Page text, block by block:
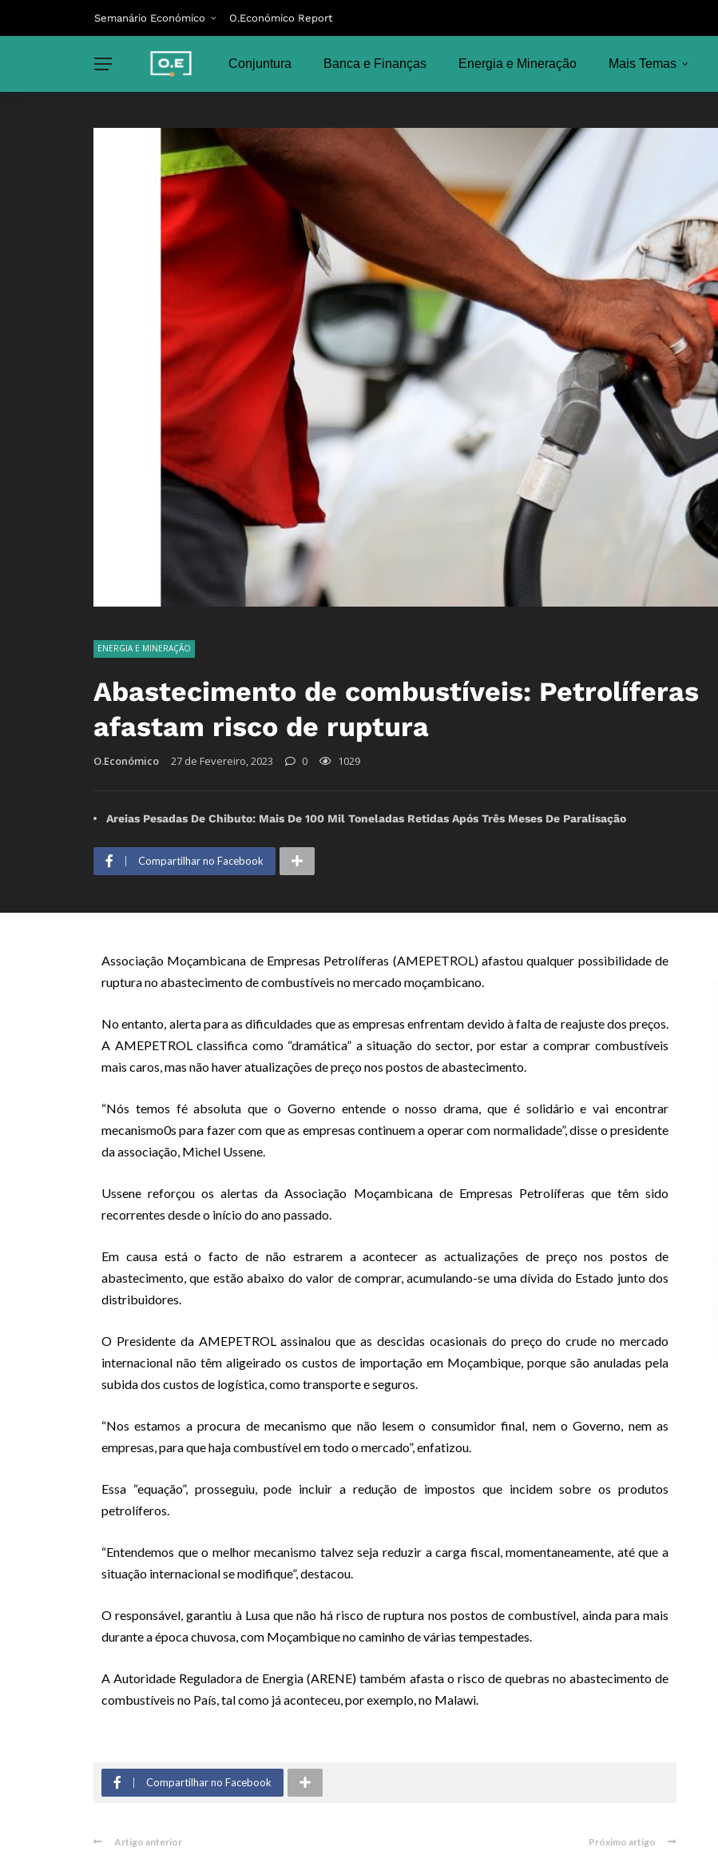
Semanário Económico O.Económico Report
Conjuntura Banca e Finanças Energia e Mineração Mais Temas
ENERGIA E MINERAÇÃO
Abastecimento de combustíveis: Petrolíferas
afastam risco de ruptura
O.Económico 27 de Fevereiro, 2023 0 1029
Areias Pesadas De Chibuto: Mais De 100 Mil Toneladas Retidas Após Três Meses De Paralisação
Compartilhar no Facebook
Associação Moçambicana de Empresas Petrolíferas (AMEPETROL) afastou qualquer possibilidade de
ruptura no abastecimento de combustíveis no mercado moçambicano.
No entanto, alerta para as dificuldades que as empresas enfrentam devido à falta de reajuste dos preços.
A AMEPETROL classifica como “dramática” a situação do sector, por estar a comprar combustíveis
mais caros, mas não haver atualizações de preço nos postos de abastecimento.
“Nós temos fé absoluta que o Governo entende o nosso drama, que é solidário e vai encontrar
mecanismo0s para fazer com que as empresas continuem a operar com normalidade”, disse o presidente
da associação, Michel Ussene.
Ussene reforçou os alertas da Associação Moçambicana de Empresas Petrolíferas que têm sido
recorrentes desde o início do ano passado.
Em causa está o facto de não estrarem a acontecer as actualizações de preço nos postos de
abastecimento, que estão abaixo do valor de comprar, acumulando-se uma dívida do Estado junto dos
distribuidores.
O Presidente da AMEPETROL assinalou que as descidas ocasionais do preço do crude no mercado
internacional não têm aligeirado os custos de importação em Moçambique, porque são anuladas pela
subida dos custos de logística, como transporte e seguros.
“Nos estamos a procura de mecanismo que não lesem o consumidor final, nem o Governo, nem as
empresas, para que haja combustível em todo o mercado”, enfatizou.
Essa “equação”, prosseguiu, pode incluir a redução de impostos que incidem sobre os produtos
petrolíferos.
“Entendemos que o melhor mecanismo talvez seja reduzir a carga fiscal, momentaneamente, até que a
situação internacional se modifique”, destacou.
O responsável, garantiu à Lusa que não há risco de ruptura nos postos de combustível, ainda para mais
durante a época chuvosa, com Moçambique no caminho de várias tempestades.
A Autoridade Reguladora de Energia (ARENE) também afasta o risco de quebras no abastecimento de
combustíveis no País, tal como já aconteceu, por exemplo, no Malawi.
Compartilhar no Facebook
Artigo anterior Próximo artigo